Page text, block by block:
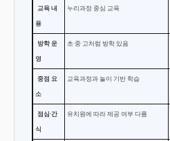
교육 내
용
누리과정 중심 교육
방학 운
영
초·중·고처럼 방학 있음
중점 요
소
교육과정과 놀이 기반 학습
점심·간
식
유치원에 따라 제공 여부 다름